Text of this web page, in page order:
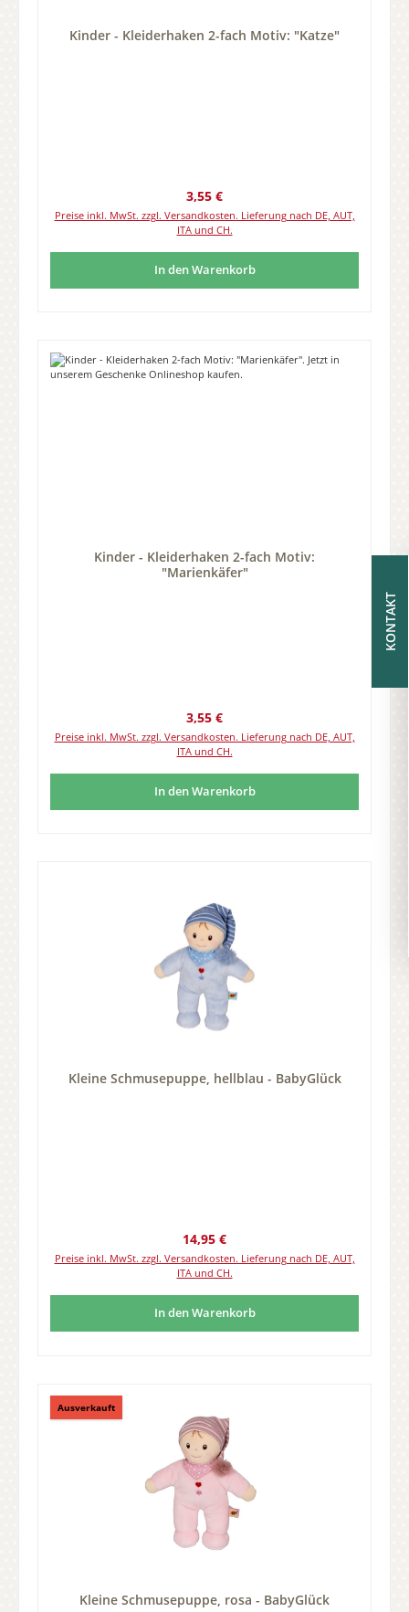
Kinder - Kleiderhaken 2-fach Motiv: "Katze"
Regulärer Preis:
3,55 €
Preise inkl. MwSt. zzgl. Versandkosten. Lieferung nach DE, AUT,
ITA und CH.
In den Warenkorb
Kinder - Kleiderhaken 2-fach Motiv:
"Marienkäfer"
Regulärer Preis:
3,55 €
Preise inkl. MwSt. zzgl. Versandkosten. Lieferung nach DE, AUT,
ITA und CH.
In den Warenkorb
Kleine Schmusepuppe, hellblau - BabyGlück
Regulärer Preis:
14,95 €
Preise inkl. MwSt. zzgl. Versandkosten. Lieferung nach DE, AUT,
ITA und CH.
In den Warenkorb
Ausverkauft
Kleine Schmusepuppe, rosa - BabyGlück
KONTAKT